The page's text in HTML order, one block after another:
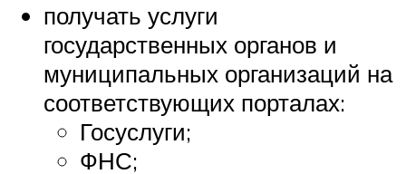
получать услуги
государственных органов и
муниципальных организаций на
соответствующих порталах:
Госуслуги;
ФНС;